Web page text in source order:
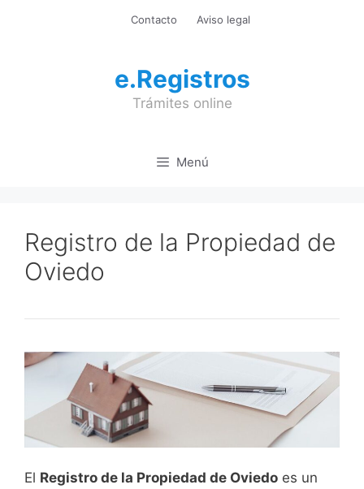
Contacto Aviso legal
e.Registros
Trámites online
Menú
Registro de la Propiedad de
Oviedo
El Registro de la Propiedad de Oviedo es un